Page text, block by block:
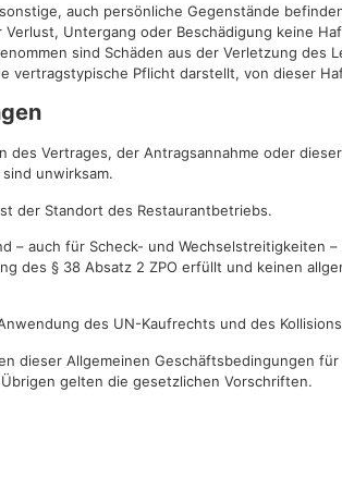
auch persönliche Gegenstände
Untergang oder Beschädigung keine
sind Schäden aus der Verletzung
vertragstypische Pflicht darstellt, von dieser
des Vertrages, der Antragsannahme oder
unwirksam.
der Standort des Restaurantbetriebs.
– auch für Scheck- und
des § 38 Absatz 2 ZPO erfüllt und keinen
des UN-Kaufrechts und des
dieser Allgemeinen Geschäftsbedingungen
gelten die gesetzlichen Vorschriften.